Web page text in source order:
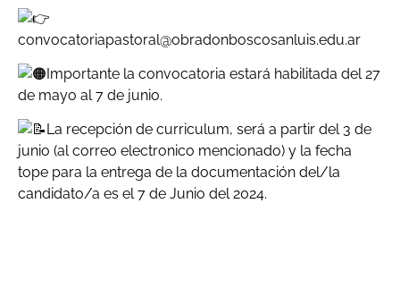
convocatoriapastoral@obradonboscosanluis.edu.ar
Importante la convocatoria estará habilitada del 27
de mayo al 7 de junio.
La recepción de curriculum, será a partir del 3 de
junio (al correo electronico mencionado) y la fecha
tope para la entrega de la documentación del/la
candidato/a es el 7 de Junio del 2024.